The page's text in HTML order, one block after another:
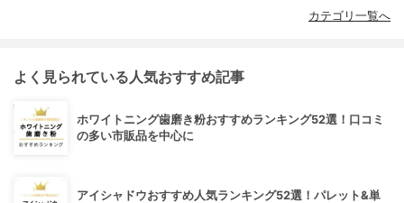
カテゴリ一覧へ
よく見られている人気おすすめ記事
ホワイトニング歯磨き粉おすすめランキング52選！口コミ
の多い市販品を中心に
アイシャドウおすすめ人気ランキング52選！パレット&単